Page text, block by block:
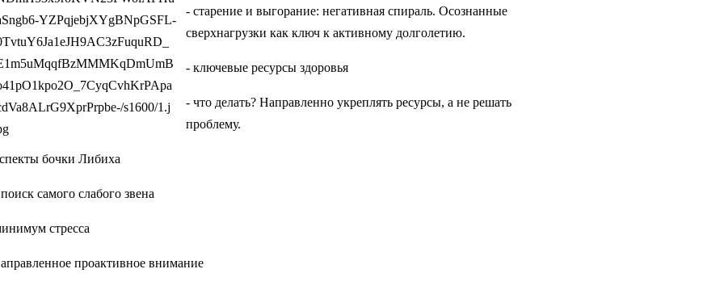
- старение и выгорание: негативная спираль. Осознанные
сверхнагрузки как ключ к активному долголетию.
- ключевые ресурсы здоровья
- что делать? Направленно укреплять ресурсы, а не решать
проблему.
бочки Либиха
самого слабого звена
стресса
проактивное внимание